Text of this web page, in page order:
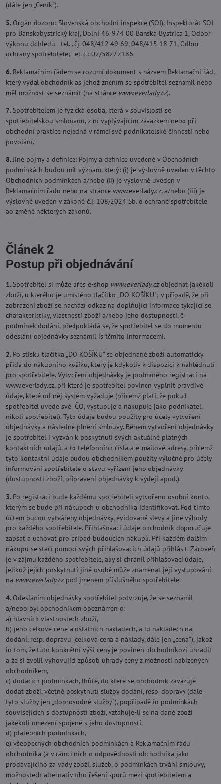
(dále jen „Ceník").
5. Orgán dozoru: Slovenská obchodní inspekce (SOI), Inspektorát SOI
pro Banskobystrický kraj, Dolní 46, 974 00 Banská Bystrica 1, Odbor
výkonu dohledu - tel. . čj. 048/412 49 69, 048/415 18 71, Odbor
ochrany spotřebitele; Tel. č.: 02/58272186.
6. Reklamačním řádem se rozumí dokument s názvem Reklamační řád,
který vydal obchodník as jehož zněním se spotřebitel seznámil nebo
měl možnost se seznámit (na stránce www.everlady.cz).
7. Spotřebitelem je fyzická osoba, která v souvislosti se
spotřebitelskou smlouvou, z ní vyplývajícím závazkem nebo při
obchodní praktice nejedná v rámci své podnikatelské činnosti nebo
povolání.
8. Jiné pojmy a definice: Pojmy a definice uvedené v Obchodních
podmínkách budou mít význam, který: (i) je výslovně uveden v těchto
Obchodních podmínkách a/nebo (ii) je výslovně uveden v
Reklamačním řádu nebo na stránce www.everlady.cz, a/nebo (iii) je
výslovně uveden v zákoně č.j. 108/2024 Sb. o ochraně spotřebitele
ao změně některých zákonů.
Článek 2
Postup při objednávání
1. Spotřebitel si může přes e-shop www.everlady.czobjednat jakékoli
zboží, u kterého je umístěno tlačítko „DO KOŠÍKU"; v případě, že při
zobrazení zboží se nachází odkaz na doplňující informace týkající se
charakteristiky, vlastností zboží a/nebo jeho dostupnosti, či
podmínek dodání, předpokládá se, že spotřebitel se do momentu
odeslání objednávky seznámil is těmito informacemi.
2. Po stisku tlačítka „DO KOŠÍKU" se objednané zboží automaticky
přidá do nákupního košíku, který je kdykoliv k dispozici k nahlédnutí
pro spotřebitele. Vytvoření objednávky je podmíněno registrací na
www.everlady.cz, při které je spotřebitel povinen vyplnit pravdivé
údaje, které od něj systém vyžaduje (přičemž platí, že pokud
spotřebitel uvede své IČO, vystupuje a nakupuje jako podnikatel,
nikoli spotřebitel). Tyto údaje budou použity pro účely vytvoření
objednávky a následné plnění smlouvy. Během vytvoření objednávky
je spotřebitel i vyzván k poskytnutí svých aktuálně platných
kontaktních údajů, a to telefonního čísla a e-mailové adresy, přičemž
tyto kontaktní údaje budou obchodníkem použity výlučně pro účely
informování spotřebitele o stavu vyřízení jeho objednávky
(dostupnosti zboží, připravení objednávky k výdeji apod.).
3. Po registraci bude každému spotřebiteli vytvořeno osobní konto,
kterým se bude při nákupech u obchodníka identifikovat. Pod tímto
účtem budou vytvářeny objednávky, evidované slevy a jiné výhody
pro každého spotřebitele. Přihlašovací údaje obchodník doporučuje
zapsat a uchovat pro případ budoucích nákupů. Při každém dalším
nákupu se stačí pomocí svých přihlašovacích údajů přihlásit. Zároveň
je v zájmu každého spotřebitele, aby si chránil přihlašovací údaje,
jelikož jejich poskytnutí jiné osobě může znamenat její vystupování
na www.everlady.czpod jménem příslušného spotřebitele.
4. Odesláním objednávky spotřebitel potvrzuje, že se seznámil
a/nebo byl obchodníkem obeznámen o:
a) hlavních vlastnostech zboží,
b) jeho celkové ceně a ostatních nákladech, a to nákladech na
dodání, resp. dopravu (celková cena a náklady, dále jen „cena"), jakož
io tom, že tuto konkrétní výši ceny je povinen obchodníkovi uhradit
a že si zvolil vyhovující způsob úhrady ceny z možností nabízených
obchodníkem,
c) dodacích podmínkách, lhůtě, do které se obchodník zavazuje
dodat zboží, včetně poskytnutí služby dodání, resp. dopravy (dále
tyto služby jen „doprovodné služby"), popřípadě io podmínkách
souvisejících s dostupností zboží, vztahuje-li se na dané zboží
jakékoli omezení spojené s jeho dostupností,
d) platebních podmínkách,
e) všeobecných obchodních podmínkách a Reklamačním řádu
obchodníka (a v rámci nich o odpovědnosti obchodníka jako
prodávajícího za vady zboží, služeb, o podmínkách trvání smlouvy,
možnostech alternativního řešení sporů mezi spotřebitelem a